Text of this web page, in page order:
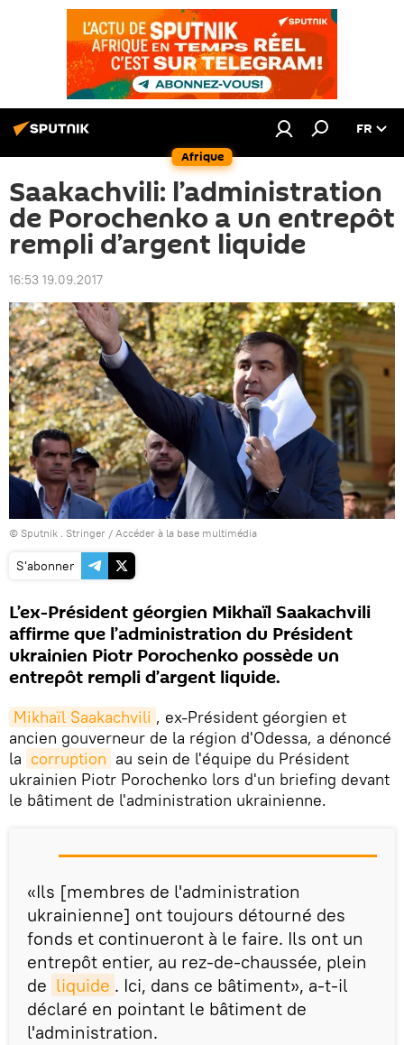
Afrique
FR
Saakachvili: l’administration
de Porochenko a un entrepôt
rempli d’argent liquide
16:53 19.09.2017
© Sputnik . Stringer / Accéder à la base multimédia
S'abonner
L’ex-Président géorgien Mikhaïl Saakachvili
affirme que l’administration du Président
ukrainien Piotr Porochenko possède un
entrepôt rempli d’argent liquide.
Mikhaïl Saakachvili , ex-Président géorgien et
ancien gouverneur de la région d'Odessa, a dénoncé
la corruption au sein de l'équipe du Président
ukrainien Piotr Porochenko lors d'un briefing devant
le bâtiment de l'administration ukrainienne.
«Ils [membres de l'administration
ukrainienne] ont toujours détourné des
fonds et continueront à le faire. Ils ont un
entrepôt entier, au rez-de-chaussée, plein
de liquide . Ici, dans ce bâtiment», a-t-il
déclaré en pointant le bâtiment de
l'administration.